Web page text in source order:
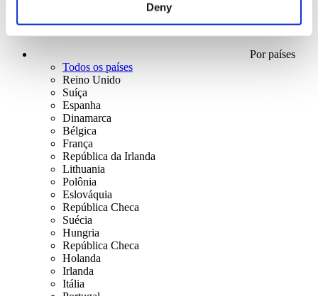
Deny
Por países
Todos os países
Reino Unido
Suíça
Espanha
Dinamarca
Bélgica
França
República da Irlanda
Lithuania
Polônia
Eslováquia
República Checa
Suécia
Hungria
República Checa
Holanda
Irlanda
Itália